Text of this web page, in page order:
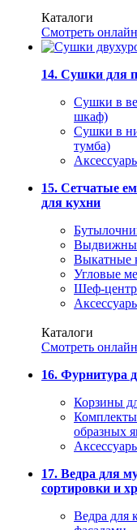
Каталоги
Смотреть онлайн
14. Сушки для
Сушки в
шкаф)
Сушки в
тумба)
15. Сетчатые
для кухни
Выкатные
Угловые
Шеф-
Каталоги
Смотреть онлайн
16. Фурнитура
Корзины
образных
17. Ведра для
сортировки и
Ведра для